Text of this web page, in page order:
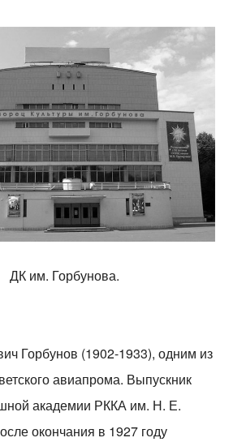
ДК им. Горбунова.
Горбунов (1902-1933), одним из
авиапрома. Выпускник
академии РККА им. Н. Е.
окончания в 1927 году